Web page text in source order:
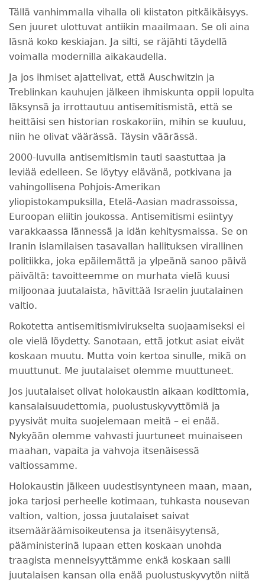
Tällä vanhimmalla vihalla oli kiistaton pitkäikäisyys.
Sen juuret ulottuvat antiikin maailmaan. Se oli aina
läsnä koko keskiajan. Ja silti, se räjähti täydellä
voimalla modernilla aikakaudella.
Ja jos ihmiset ajattelivat, että Auschwitzin ja
Treblinkan kauhujen jälkeen ihmiskunta oppii lopulta
läksynsä ja irrottautuu antisemitismistä, että se
heittäisi sen historian roskakoriin, mihin se kuuluu,
niin he olivat väärässä. Täysin väärässä.
2000-luvulla antisemitismin tauti saastuttaa ja
leviää edelleen. Se löytyy elävänä, potkivana ja
vahingollisena Pohjois-Amerikan
yliopistokampuksilla, Etelä-Aasian madrassoissa,
Euroopan eliitin joukossa. Antisemitismi esiintyy
varakkaassa lännessä ja idän kehitysmaissa. Se on
Iranin islamilaisen tasavallan hallituksen virallinen
politiikka, joka epäilemättä ja ylpeänä sanoo päivä
päivältä: tavoitteemme on murhata vielä kuusi
miljoonaa juutalaista, hävittää Israelin juutalainen
valtio.
Rokotetta antisemitismivirukselta suojaamiseksi ei
ole vielä löydetty. Sanotaan, että jotkut asiat eivät
koskaan muutu. Mutta voin kertoa sinulle, mikä on
muuttunut. Me juutalaiset olemme muuttuneet.
Jos juutalaiset olivat holokaustin aikaan kodittomia,
kansalaisuudettomia, puolustuskyvyttömiä ja
pyysivät muita suojelemaan meitä – ei enää.
Nykyään olemme vahvasti juurtuneet muinaiseen
maahan, vapaita ja vahvoja itsenäisessä
valtiossamme.
Holokaustin jälkeen uudestisyntyneen maan, maan,
joka tarjosi perheelle kotimaan, tuhkasta nousevan
valtion, valtion, jossa juutalaiset saivat
itsemääräämisoikeutensa ja itsenäisyytensä,
pääministerinä lupaan etten koskaan unohda
traagista menneisyyttämme enkä koskaan salli
juutalaisen kansan olla enää puolustuskyvytön niitä